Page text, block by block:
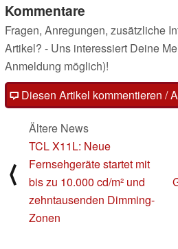
Kommentare
Fragen, Anregungen, zusätzliche
Artikel? - Uns interessiert Deine
Anmeldung möglich)!
Diesen Artikel kommentieren /
⟨
Ältere News
TCL X11L: Neue
Fernsehgeräte startet mit
bis zu 10.000 cd/m² und
zehntausenden Dimming-
Zonen